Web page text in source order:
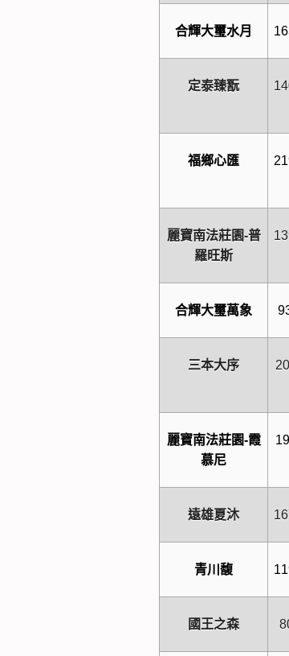
合輝大璽水月
定泰臻翫
福鄉心匯
麗寶南法莊園-普
羅旺斯
合輝大璽萬象
三本大序
麗寶南法莊園-霞
慕尼
遠雄夏沐
青川馥
國王之森